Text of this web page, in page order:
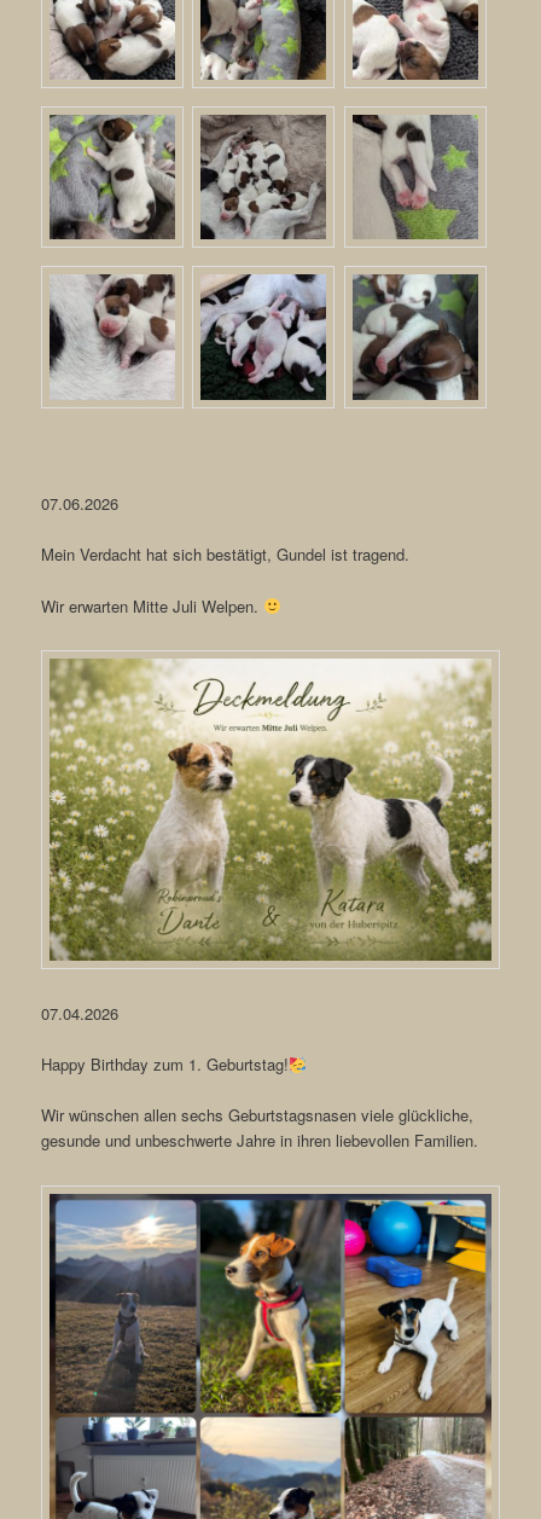
07.06.2026
Mein Verdacht hat sich bestätigt, Gundel ist tragend.
Wir erwarten Mitte Juli Welpen.
07.04.2026
Happy Birthday zum 1. Geburtstag!
Wir wünschen allen sechs Geburtstagsnasen viele glückliche,
gesunde und unbeschwerte Jahre in ihren liebevollen Familien.